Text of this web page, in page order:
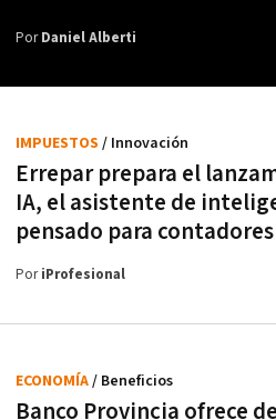
PorDaniel Alberti
Errepar prepara el
IA, el asistente de
pensado para contadores
IMPUESTOS / Innovación
PoriProfesional
Banco Provincia ofrece
ECONOMÍA/ Beneficios